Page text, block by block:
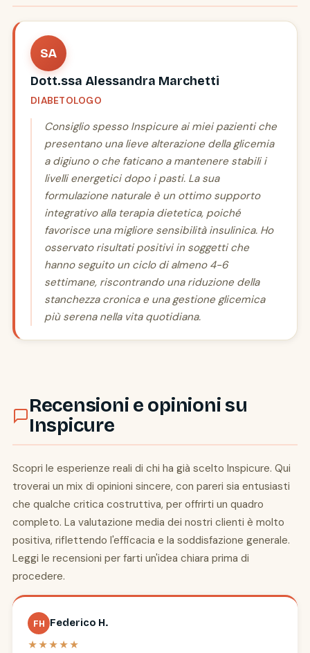
SA
Dott.ssa Alessandra Marchetti
DIABETOLOGO
Consiglio spesso Inspicure ai miei pazienti che
presentano una lieve alterazione della glicemia
a digiuno o che faticano a mantenere stabili i
livelli energetici dopo i pasti. La sua
formulazione naturale è un ottimo supporto
integrativo alla terapia dietetica, poiché
favorisce una migliore sensibilità insulinica. Ho
osservato risultati positivi in soggetti che
hanno seguito un ciclo di almeno 4-6
settimane, riscontrando una riduzione della
stanchezza cronica e una gestione glicemica
più serena nella vita quotidiana.
Recensioni e opinioni su
Inspicure
Scopri le esperienze reali di chi ha già scelto Inspicure. Qui
troverai un mix di opinioni sincere, con pareri sia entusiasti
che qualche critica costruttiva, per offrirti un quadro
completo. La valutazione media dei nostri clienti è molto
positiva, riflettendo l'efficacia e la soddisfazione generale.
Leggi le recensioni per farti un'idea chiara prima di
procedere.
FH Federico H.
★★★★★